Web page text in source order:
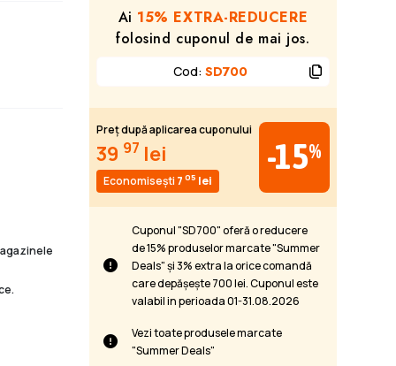
Ai 15% EXTRA-REDUCERE
folosind cuponul de mai jos.
Cod: SD700
Preț după aplicarea cuponului
39 97 lei
Economisești 7 05 lei
-15%
Cuponul "SD700" oferă o reducere
de 15% produselor marcate "Summer
Deals" și 3% extra la orice comandă
care depășește 700 lei. Cuponul este
valabil in perioada 01-31.08.2026
Vezi toate produsele marcate
"Summer Deals"